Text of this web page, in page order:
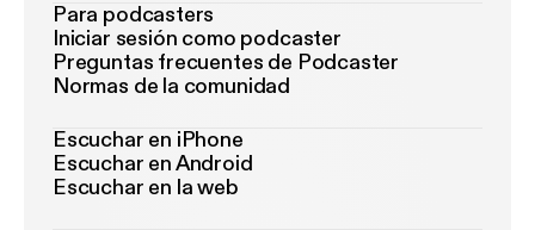
Para podcasters
Iniciar sesión como podcaster
Preguntas frecuentes de Podcaster
Normas de la comunidad
Escuchar en iPhone
Escuchar en Android
Escuchar en la web